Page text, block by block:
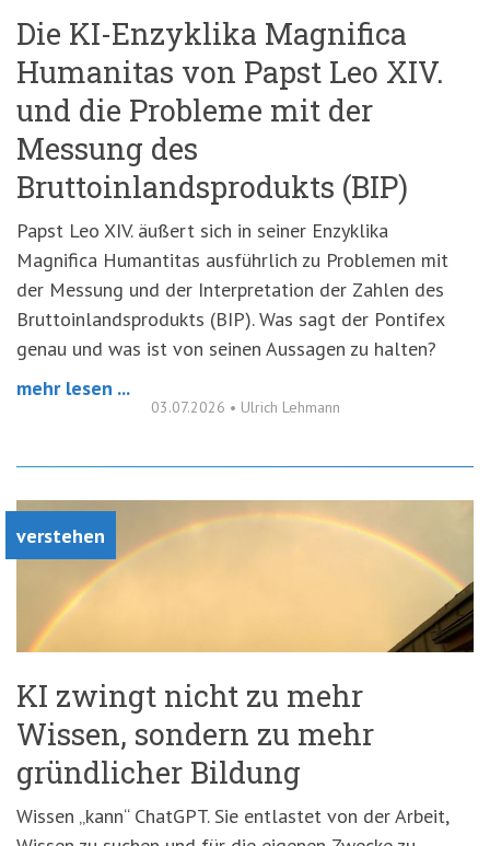
Die KI-Enzyklika Magnifica
Humanitas von Papst Leo XIV.
und die Probleme mit der
Messung des
Bruttoinlandsprodukts (BIP)
Papst Leo XIV. äußert sich in seiner Enzyklika
Magnifica Humantitas ausführlich zu Problemen mit
der Messung und der Interpretation der Zahlen des
Bruttoinlandsprodukts (BIP). Was sagt der Pontifex
genau und was ist von seinen Aussagen zu halten?
mehr lesen ...
03.07.2026 • Ulrich Lehmann
verstehen
KI zwingt nicht zu mehr
Wissen, sondern zu mehr
gründlicher Bildung
Wissen „kann“ ChatGPT. Sie entlastet von der Arbeit,